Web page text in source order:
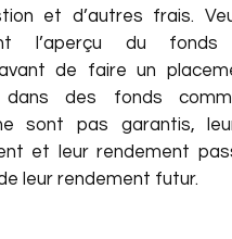
et d’autres frais.
l’aperçu du
de faire un
dans des fonds
sont pas garantis,
et leur rendement
leur rendement futur.